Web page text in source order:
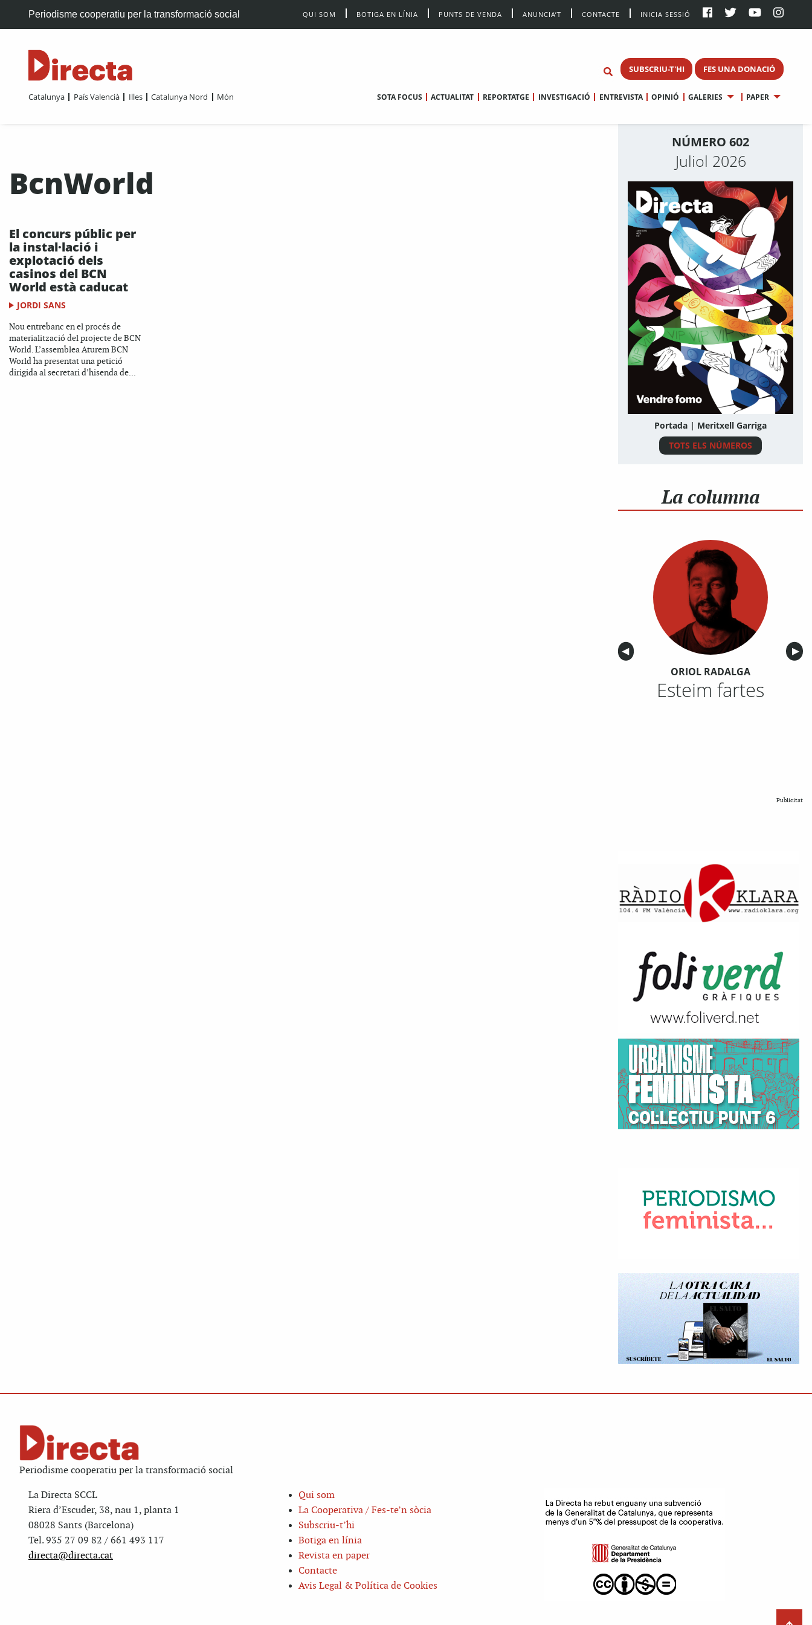
Periodisme cooperatiu per la transformació social QUI SOM BOTIGA EN LÍNIA PUNTS DE VENDA ANUNCIA’T CONTACTE INICIA SESSIÓ
SUBSCRIU-T'HI FES UNA DONACIÓ
Catalunya País Valencià Illes Catalunya Nord Món SOTA FOCUS ACTUALITAT REPORTATGE INVESTIGACIÓ ENTREVISTA OPINIÓ GALERIES PAPER
BcnWorld
El concurs públic per
la instal·lació i
explotació dels
casinos del BCN
World està caducat
JORDI SANS
Nou entrebanc en el procés de
materialització del projecte de BCN
World. L’assemblea Aturem BCN
World ha presentat una petició
dirigida al secretari d’hisenda de...
NÚMERO 602
Juliol 2026
Portada | Meritxell Garriga
TOTS ELS NÚMEROS
La columna
Anterior
◀︎ ▶︎
ORIOL RADALGA
Esteim fartes
Publicitat
Periodisme cooperatiu per la transformació social
La Directa SCCL
Riera d’Escuder, 38, nau 1, planta 1
08028 Sants (Barcelona)
Tel. 935 27 09 82 / 661 493 117
directa@directa.cat
Qui som
La Cooperativa / Fes-te’n sòcia
Subscriu-t’hi
Botiga en línia
Revista en paper
Contacte
Avis Legal & Política de Cookies